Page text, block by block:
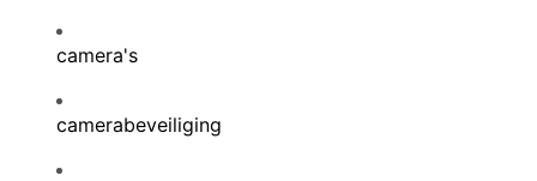
camera's
camerabeveiliging